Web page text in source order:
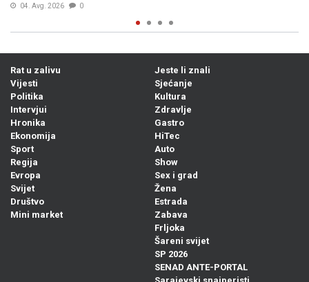
Rat u zalivu
Vijesti
Politika
Intervjui
Hronika
Ekonomija
Sport
Regija
Evropa
Svijet
Društvo
Mini market
Jeste li znali
Sjećanje
Kultura
Zdravlje
Gastro
HiTec
Auto
Show
Sex i grad
Žena
Estrada
Zabava
Frljoka
Šareni svijet
SP 2026
SENAD ANTE-PORTAL